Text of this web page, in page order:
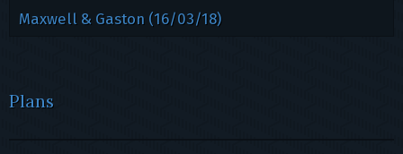
Maxwell & Gaston (16/03/18)
Plans